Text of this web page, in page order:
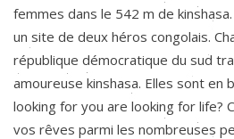
femmes dans le 542 m de
un site de deux héros congolais.
république démocratique du sud
amoureuse kinshasa. Elles sont en
looking for you are looking for life?
vos rêves parmi les nombreuses